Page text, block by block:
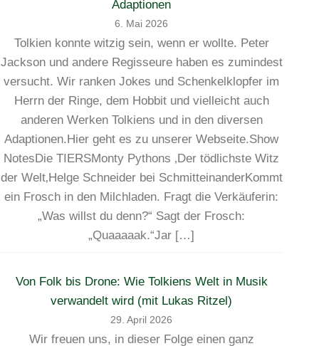
Adaptionen
6. Mai 2026
Tolkien konnte witzig sein, wenn er wollte. Peter
Jackson und andere Regisseure haben es zumindest
versucht. Wir ranken Jokes und Schenkelklopfer im
Herrn der Ringe, dem Hobbit und vielleicht auch
anderen Werken Tolkiens und in den diversen
Adaptionen.Hier geht es zu unserer Webseite.Show
NotesDie TIERSMonty Pythons ‚Der tödlichste Witz
der Welt‚Helge Schneider bei SchmitteinanderKommt
ein Frosch in den Milchladen. Fragt die Verkäuferin:
„Was willst du denn?“ Sagt der Frosch:
„Quaaaaak.“Jar […]
Von Folk bis Drone: Wie Tolkiens Welt in Musik
verwandelt wird (mit Lukas Ritzel)
29. April 2026
Wir freuen uns, in dieser Folge einen ganz